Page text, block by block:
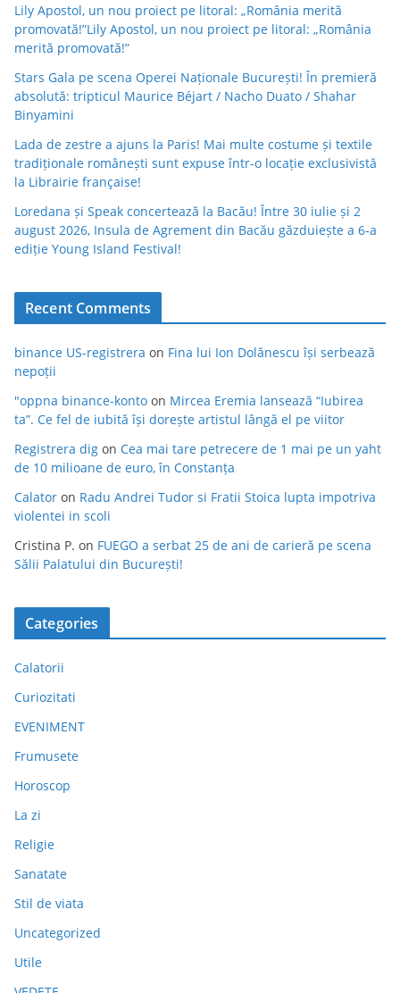
Lily Apostol, un nou proiect pe litoral: „România merită
promovată!”Lily Apostol, un nou proiect pe litoral: „România
merită promovată!”
Stars Gala pe scena Operei Naționale București! În premieră
absolută: tripticul Maurice Béjart / Nacho Duato / Shahar
Binyamini
Lada de zestre a ajuns la Paris! Mai multe costume și textile
tradiționale românești sunt expuse într-o locație exclusivistă
la Librairie française!
Loredana și Speak concertează la Bacău! Între 30 iulie și 2
august 2026, Insula de Agrement din Bacău găzduiește a 6-a
ediție Young Island Festival!
Recent Comments
binance US-registrera on Fina lui Ion Dolănescu își serbează
nepoții
"oppna binance-konto on Mircea Eremia lansează “Iubirea
ta”. Ce fel de iubită își dorește artistul lângă el pe viitor
Registrera dig on Cea mai tare petrecere de 1 mai pe un yaht
de 10 milioane de euro, în Constanța
Calator on Radu Andrei Tudor si Fratii Stoica lupta impotriva
violentei in scoli
Cristina P. on FUEGO a serbat 25 de ani de carieră pe scena
Sălii Palatului din București!
Categories
Calatorii
Curiozitati
EVENIMENT
Frumusete
Horoscop
La zi
Religie
Sanatate
Stil de viata
Uncategorized
Utile